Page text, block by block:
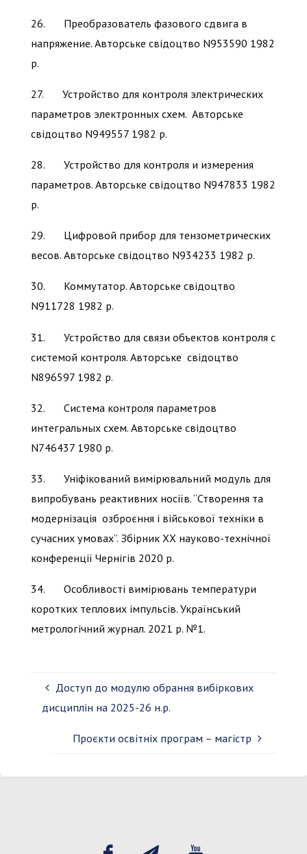
26. Преобразователь фазового сдвига в
напряжение. Авторське свідоцтво N953590 1982
р.
27. Устройство для контроля электрических
параметров электронных схем. Авторське
свідоцтво N949557 1982 р.
28. Устройство для контроля и измерения
параметров. Авторське свідоцтво N947833 1982
р.
29. Цифровой прибор для тензометрических
весов. Авторське свідоцтво N934233 1982 р.
30. Коммутатор. Авторське свідоцтво
N911728 1982 р.
31. Устройство для связи объектов контроля с
системой контроля. Авторське свідоцтво
N896597 1982 р.
32. Система контроля параметров
интегральных схем. Авторське свідоцтво
N746437 1980 р.
33. Уніфікований вимірювальний модуль для
випробувань реактивних носіїв. “Створення та
модернізація озброєння і військової техніки в
сучасних умовах”. Збірник XХ науково-технічної
конференції Чернігів 2020 р.
34. Особливості вимірювань температури
коротких теплових імпульсів. Український
метрологічний журнал. 2021 р. №1.
Доступ до модулю обрання вибіркових
дисциплін на 2025-26 н.р.
Проєкти освітніх програм – магістр